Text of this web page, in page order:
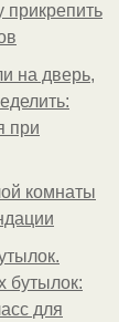
прикрепить
на дверь,
при
комнаты
бутылок:
для